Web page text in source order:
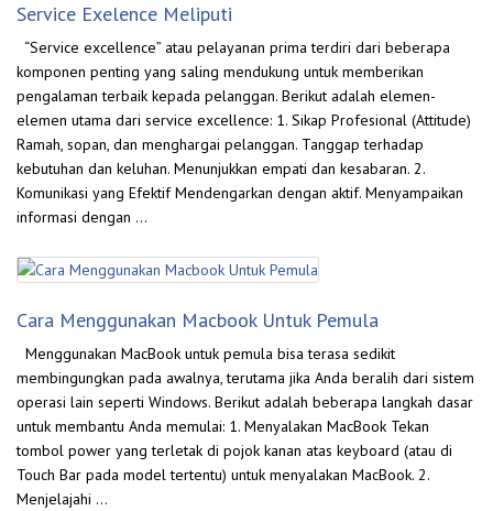
Service Exelence Meliputi
“Service excellence” atau pelayanan prima terdiri dari beberapa
komponen penting yang saling mendukung untuk memberikan
pengalaman terbaik kepada pelanggan. Berikut adalah elemen-
elemen utama dari service excellence: 1. Sikap Profesional (Attitude)
Ramah, sopan, dan menghargai pelanggan. Tanggap terhadap
kebutuhan dan keluhan. Menunjukkan empati dan kesabaran. 2.
Komunikasi yang Efektif Mendengarkan dengan aktif. Menyampaikan
informasi dengan …
Cara Menggunakan Macbook Untuk Pemula
Menggunakan MacBook untuk pemula bisa terasa sedikit
membingungkan pada awalnya, terutama jika Anda beralih dari sistem
operasi lain seperti Windows. Berikut adalah beberapa langkah dasar
untuk membantu Anda memulai: 1. Menyalakan MacBook Tekan
tombol power yang terletak di pojok kanan atas keyboard (atau di
Touch Bar pada model tertentu) untuk menyalakan MacBook. 2.
Menjelajahi …